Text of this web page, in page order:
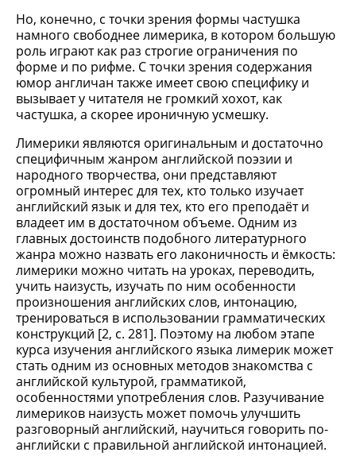
Но, конечно, с точки зрения формы частушка
намного свободнее лимерика, в котором большую
роль играют как раз строгие ограничения по
форме и по рифме. С точки зрения содержания
юмор англичан также имеет свою специфику и
вызывает у читателя не громкий хохот, как
частушка, а скорее ироничную усмешку.
Лимерики являются оригинальным и достаточно
специфичным жанром английской поэзии и
народного творчества, они представляют
огромный интерес для тех, кто только изучает
английский язык и для тех, кто его преподаёт и
владеет им в достаточном объеме. Одним из
главных достоинств подобного литературного
жанра можно назвать его лаконичность и ёмкость:
лимерики можно читать на уроках, переводить,
учить наизусть, изучать по ним особенности
произношения английских слов, интонацию,
тренироваться в использовании грамматических
конструкций [2, c. 281]. Поэтому на любом этапе
курса изучения английского языка лимерик может
стать одним из основных методов знакомства с
английской культурой, грамматикой,
особенностями употребления слов. Разучивание
лимериков наизусть может помочь улучшить
разговорный английский, научиться говорить по-
английски с правильной английской интонацией.